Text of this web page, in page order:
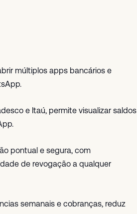
múltiplos apps bancários e
e Itaú, permite visualizar saldos
pontual e segura, com
de revogação a qualquer
semanais e cobranças, reduz